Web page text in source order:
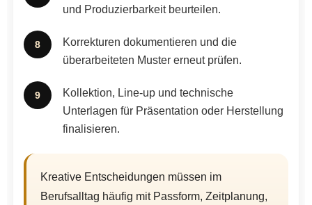
und Produzierbarkeit beurteilen.
Korrekturen dokumentieren und die
überarbeiteten Muster erneut prüfen.
Kollektion, Line-up und technische
Unterlagen für Präsentation oder Herstellung
finalisieren.
Kreative Entscheidungen müssen im
Berufsalltag häufig mit Passform, Zeitplanung,